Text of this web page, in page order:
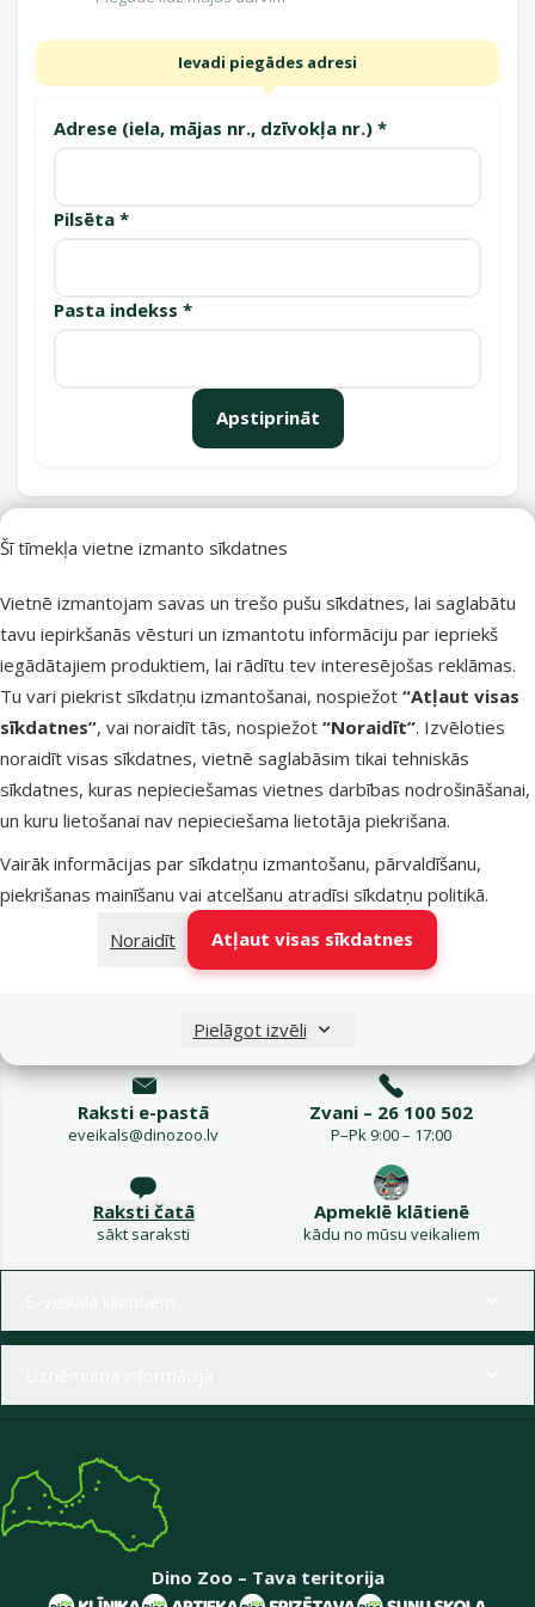
Šī tīmekļa vietne izmanto sīkdatnes
Vietnē izmantojam savas un trešo pušu sīkdatnes, lai saglabātu
tavu iepirkšanās vēsturi un izmantotu informāciju par iepriekš
iegādātajiem produktiem, lai rādītu tev interesējošas reklāmas.
Tu vari piekrist sīkdatņu izmantošanai, nospiežot “Atļaut visas
sīkdatnes”, vai noraidīt tās, nospiežot “Noraidīt”. Izvēloties
noraidīt visas sīkdatnes, vietnē saglabāsim tikai tehniskās
sīkdatnes, kuras nepieciešamas vietnes darbības nodrošināšanai,
un kuru lietošanai nav nepieciešama lietotāja piekrišana.
Vairāk informācijas par sīkdatņu izmantošanu, pārvaldīšanu,
piekrišanas mainīšanu vai atcelšanu atradīsi sīkdatņu politikā.
Noraidīt
Atļaut visas sīkdatnes
Pielāgot izvēli
Ievadi piegādes adresi
Adrese (iela, mājas nr., dzīvokļa nr.) *
Pilsēta *
Pasta indekss *
Apstiprināt
Latvijas Pasts pakomāti trešdien
LATVIJAS PASTS nodaļas trešdien
OMNIVA pakomāti trešdien
DPD Pickup tīkls trešdien
Raksti e-pastā
eveikals@dinozoo.lv
Zvani – 26 100 502
P–Pk 9:00 – 17:00
Raksti čatā
sākt saraksti
Apmeklē klātienē
kādu no mūsu veikaliem
Dino Zoo – Tava teritorija